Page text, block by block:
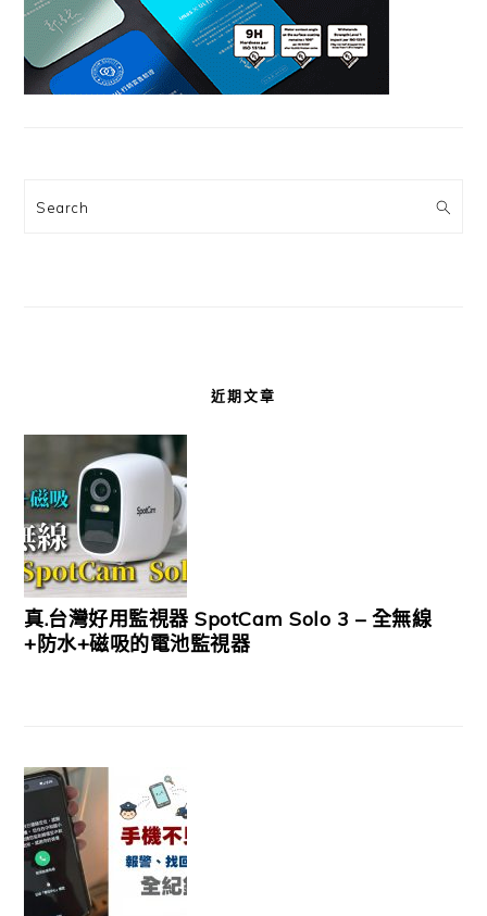
Search
近期文章
真.台灣好用監視器 SpotCam Solo 3 – 全無線
+防水+磁吸的電池監視器